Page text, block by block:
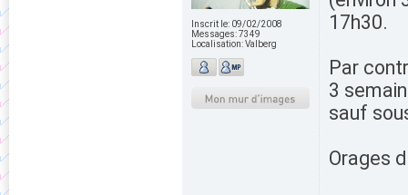
Inscrit le: 09/02/2008
Messages:7349
Localisation:Valberg
17h30.
Par
3
sauf
Orages